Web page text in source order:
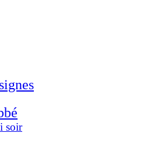
soir